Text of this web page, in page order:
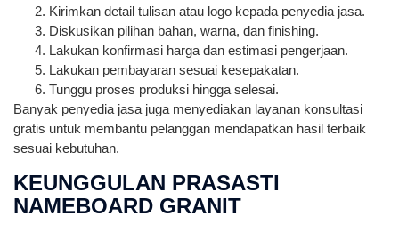
Kirimkan detail tulisan atau logo kepada penyedia jasa.
Diskusikan pilihan bahan, warna, dan finishing.
Lakukan konfirmasi harga dan estimasi pengerjaan.
Lakukan pembayaran sesuai kesepakatan.
Tunggu proses produksi hingga selesai.
Banyak penyedia jasa juga menyediakan layanan konsultasi
gratis untuk membantu pelanggan mendapatkan hasil terbaik
sesuai kebutuhan.
KEUNGGULAN PRASASTI
NAMEBOARD GRANIT